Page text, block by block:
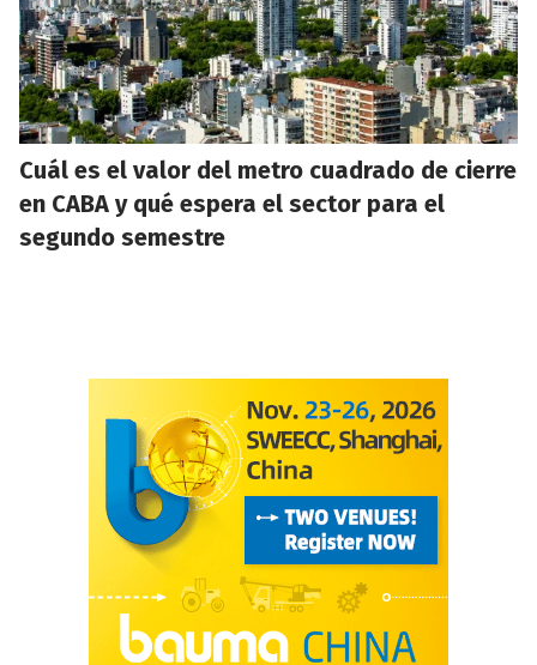
Cuál es el valor del metro cuadrado de cierre
en CABA y qué espera el sector para el
segundo semestre